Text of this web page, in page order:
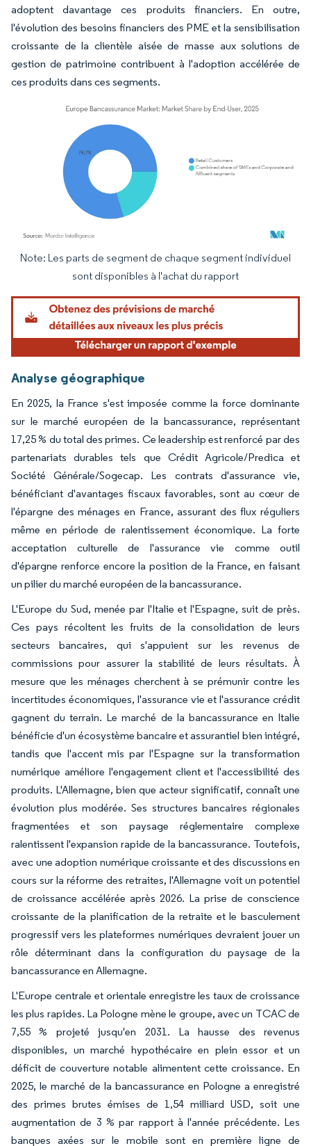
adoptent davantage ces produits financiers. En outre,
l'évolution des besoins financiers des PME et la sensibilisation
croissante de la clientèle aisée de masse aux solutions de
gestion de patrimoine contribuent à l'adoption accélérée de
ces produits dans ces segments.
Image © Mordor Intelligence. La réutilisation nécessite une attribution sous CC BY
Note: Les parts de segment de chaque segment individuel
sont disponibles à l'achat du rapport
Analyse géographique
En 2025, la France s'est imposée comme la force dominante
sur le marché européen de la bancassurance, représentant
17,25 % du total des primes. Ce leadership est renforcé par des
partenariats durables tels que Crédit Agricole/Predica et
Société Générale/Sogecap. Les contrats d'assurance vie,
bénéficiant d'avantages fiscaux favorables, sont au cœur de
l'épargne des ménages en France, assurant des flux réguliers
même en période de ralentissement économique. La forte
acceptation culturelle de l'assurance vie comme outil
d'épargne renforce encore la position de la France, en faisant
un pilier du marché européen de la bancassurance.
L'Europe du Sud, menée par l'Italie et l'Espagne, suit de près.
Ces pays récoltent les fruits de la consolidation de leurs
secteurs bancaires, qui s'appuient sur les revenus de
commissions pour assurer la stabilité de leurs résultats. À
mesure que les ménages cherchent à se prémunir contre les
incertitudes économiques, l'assurance vie et l'assurance crédit
gagnent du terrain. Le marché de la bancassurance en Italie
bénéficie d'un écosystème bancaire et assurantiel bien intégré,
tandis que l'accent mis par l'Espagne sur la transformation
numérique améliore l'engagement client et l'accessibilité des
produits. L'Allemagne, bien que acteur significatif, connaît une
évolution plus modérée. Ses structures bancaires régionales
fragmentées et son paysage réglementaire complexe
ralentissent l'expansion rapide de la bancassurance. Toutefois,
avec une adoption numérique croissante et des discussions en
cours sur la réforme des retraites, l'Allemagne voit un potentiel
de croissance accélérée après 2026. La prise de conscience
croissante de la planification de la retraite et le basculement
progressif vers les plateformes numériques devraient jouer un
rôle déterminant dans la configuration du paysage de la
bancassurance en Allemagne.
L'Europe centrale et orientale enregistre les taux de croissance
les plus rapides. La Pologne mène le groupe, avec un TCAC de
7,55 % projeté jusqu'en 2031. La hausse des revenus
disponibles, un marché hypothécaire en plein essor et un
déficit de couverture notable alimentent cette croissance. En
2025, le marché de la bancassurance en Pologne a enregistré
des primes brutes émises de 1,54 milliard USD, soit une
augmentation de 3 % par rapport à l'année précédente. Les
banques axées sur le mobile sont en première ligne de